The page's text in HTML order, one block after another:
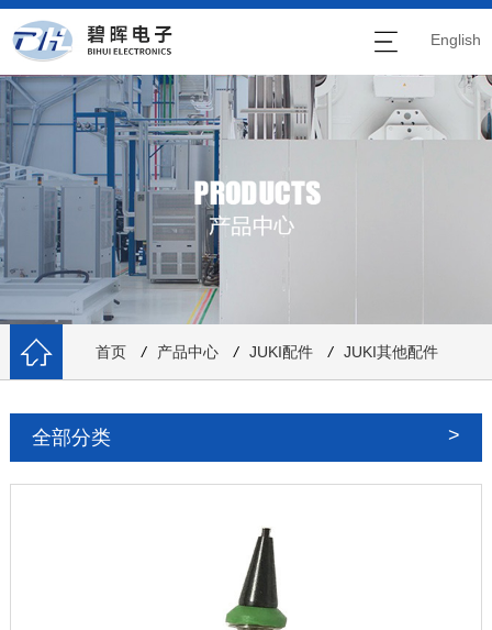
English
首页 / 产品中心 / JUKI配件 / JUKI其他配件
全部分类